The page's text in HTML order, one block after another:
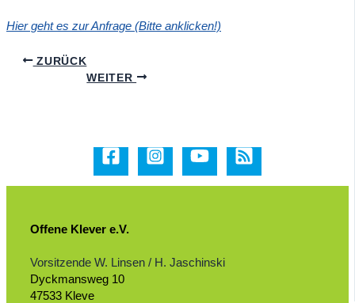
Hier geht es zur Anfrage (Bitte anklicken!)
ZURÜCK
WEITER
Offene Klever e.V.
Vorsitzende W. Linsen / H. Jaschinski
Dyckmansweg 10
47533 Kleve